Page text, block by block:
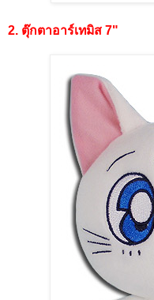
2. ตุ๊กตาอาร์เทมิส 7"